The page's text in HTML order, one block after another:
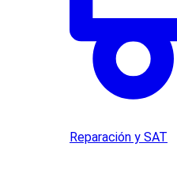
Reparación y SAT